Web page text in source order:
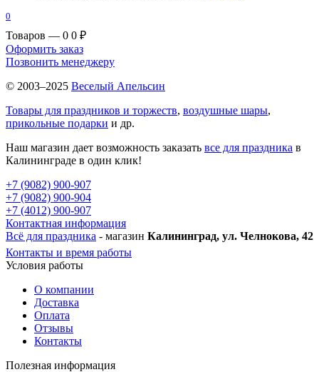
0
Товаров — 0 0 ₽
Оформить заказ
Позвонить менеджеру
© 2003–2025 Веселый Апельсин
Товары для праздников и торжеств, воздушные шары,
прикольные подарки и др.
Наш магазин дает возможность заказать все для праздника в
Калининграде в один клик!
+7 (9082) 900-907
+7 (9082) 900-904
+7 (4012) 900-907
Контактная информация
Всё для праздника - магазин Калининград, ул. Челнокова, 42
Контакты и время работы
Условия работы
О компании
Доставка
Оплата
Отзывы
Контакты
Полезная информация